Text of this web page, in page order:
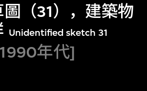
（31），建築物
Unidentified sketch 31
年代]